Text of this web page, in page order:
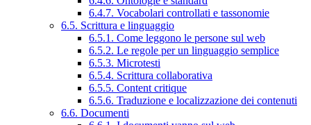
6.4.7. Vocabolari controllati e tassonomie
6.5. Scrittura e linguaggio
6.5.1. Come leggono le persone sul web
6.5.2. Le regole per un linguaggio semplice
6.5.3. Microtesti
6.5.4. Scrittura collaborativa
6.5.5. Content critique
6.5.6. Traduzione e localizzazione dei contenuti
6.6. Documenti